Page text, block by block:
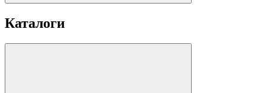
Каталоги